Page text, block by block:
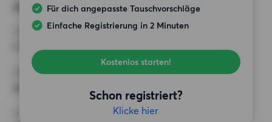
Für dich angepasste Tauschvorschläge
Einfache Registrierung in 2 Minuten
Kostenlos starten!
Schon registriert?
Klicke hier
Alternative Wünsche
ZIMMER
MINDESTANZAHL AN QUADRATMETERN